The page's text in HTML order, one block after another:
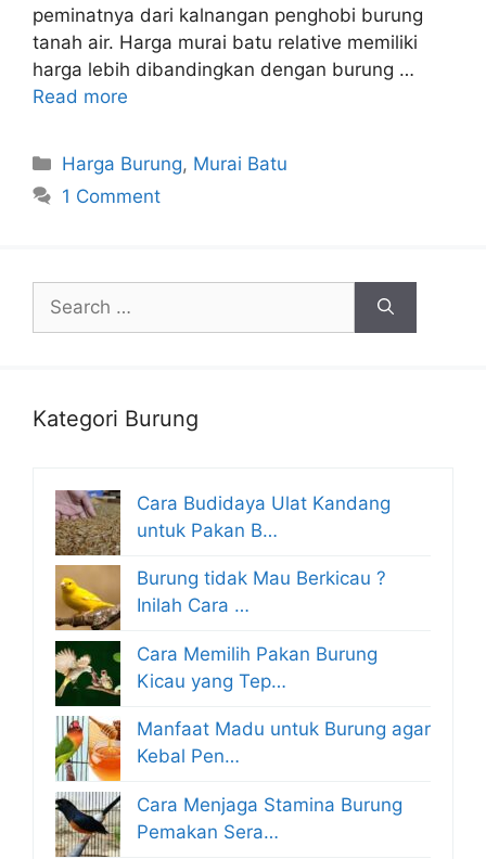
peminatnya dari kalnangan penghobi burung
tanah air. Harga murai batu relative memiliki
harga lebih dibandingkan dengan burung …
Read more
Categories
Harga Burung, Murai Batu
1 Comment
for:
Kategori Burung
Cara Budidaya Ulat Kandang
untuk Pakan B…
Burung tidak Mau Berkicau ?
Inilah Cara …
Cara Memilih Pakan Burung
Kicau yang Tep…
Manfaat Madu untuk Burung agar
Kebal Pen…
Cara Menjaga Stamina Burung
Pemakan Sera…